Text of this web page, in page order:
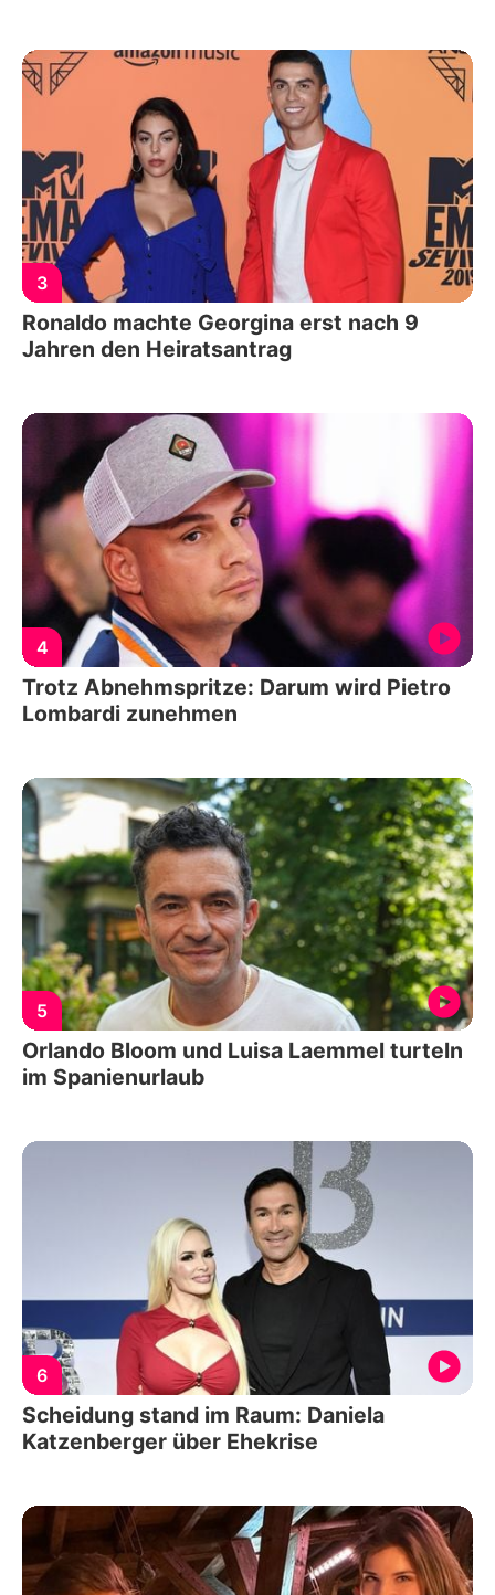
3
Ronaldo machte Georgina erst nach 9
Jahren den Heiratsantrag
4
Trotz Abnehmspritze: Darum wird Pietro
Lombardi zunehmen
5
Orlando Bloom und Luisa Laemmel turteln
im Spanienurlaub
6
Scheidung stand im Raum: Daniela
Katzenberger über Ehekrise